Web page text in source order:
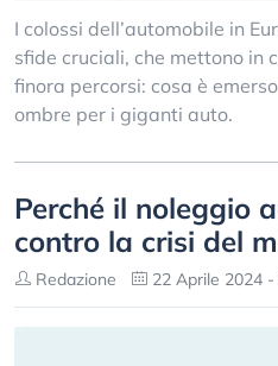
I colossi dell’automobile in
sfide cruciali, che mettono in
finora percorsi: cosa è
ombre per i giganti auto.
Perché il noleggio
contro la crisi del
Redazione 22 Aprile 2024 -